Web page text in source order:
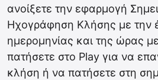
ανοίξετε την εφαρμογή
Ηχογράφηση Κλήσης με την
ημερομηνίας και της ώρας
πατήσετε στο Play για να
κλήση ή να πατήσετε στη